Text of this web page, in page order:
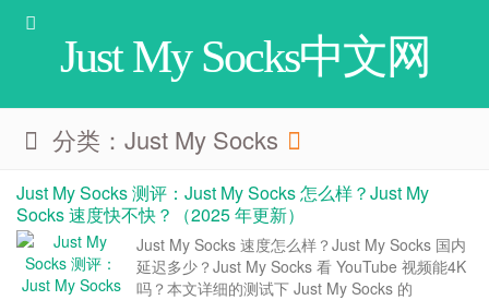
Just My Socks中文网
分类：Just My Socks
Just My Socks 测评：Just My Socks 怎么样？Just My
Socks 速度快不快？（2025 年更新）
Just My Socks 速度怎么样？Just My Socks 国内
延迟多少？Just My Socks 看 YouTube 视频能4K
吗？本文详细的测试下 Just My Socks 的